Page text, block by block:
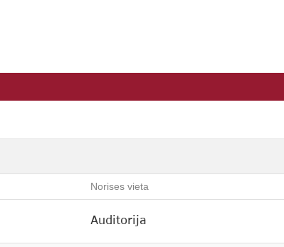
Norises vieta
Auditorija